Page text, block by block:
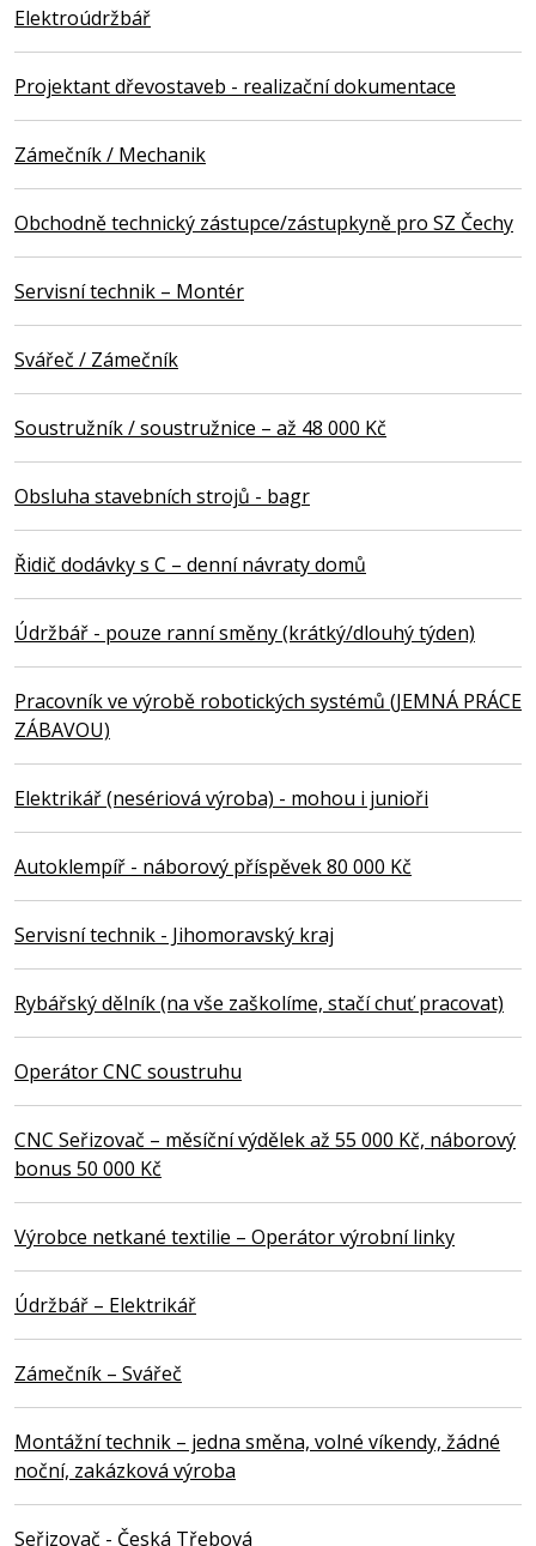
Elektroúdržbář
Projektant dřevostaveb - realizační dokumentace
Zámečník / Mechanik
Obchodně technický zástupce/zástupkyně pro SZ Čechy
Servisní technik – Montér
Svářeč / Zámečník
Soustružník / soustružnice – až 48 000 Kč
Obsluha stavebních strojů - bagr
Řidič dodávky s C – denní návraty domů
Údržbář - pouze ranní směny (krátký/dlouhý týden)
Pracovník ve výrobě robotických systémů (JEMNÁ PRÁCE
ZÁBAVOU)
Elektrikář (nesériová výroba) - mohou i junioři
Autoklempíř - náborový příspěvek 80 000 Kč
Servisní technik - Jihomoravský kraj
Rybářský dělník (na vše zaškolíme, stačí chuť pracovat)
Operátor CNC soustruhu
CNC Seřizovač – měsíční výdělek až 55 000 Kč, náborový
bonus 50 000 Kč
Výrobce netkané textilie – Operátor výrobní linky
Údržbář – Elektrikář
Zámečník – Svářeč
Montážní technik – jedna směna, volné víkendy, žádné
noční, zakázková výroba
Seřizovač - Česká Třebová